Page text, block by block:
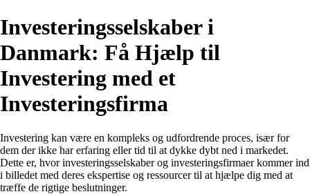
Investeringsselskaber i
Danmark: Få Hjælp til
Investering med et
Investeringsfirma
Investering kan være en kompleks og udfordrende proces, især for
dem der ikke har erfaring eller tid til at dykke dybt ned i markedet.
Dette er, hvor investeringsselskaber og investeringsfirmaer kommer ind
i billedet med deres ekspertise og ressourcer til at hjælpe dig med at
træffe de rigtige beslutninger.